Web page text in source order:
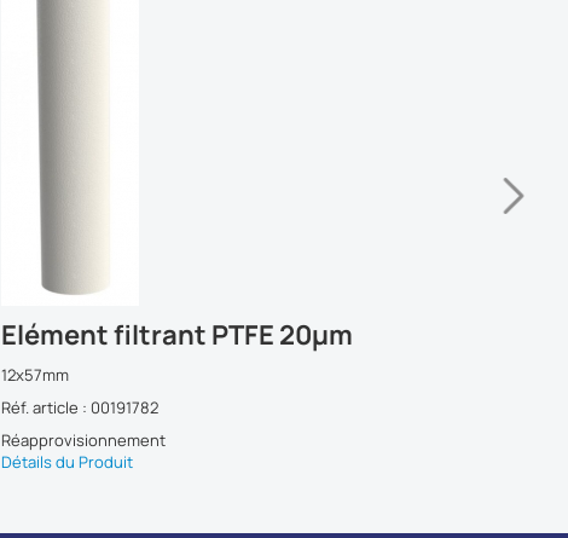
Elément filtrant PTFE 20µm
12x57mm
Réf. article : 00191782
Réapprovisionnement
Détails du Produit